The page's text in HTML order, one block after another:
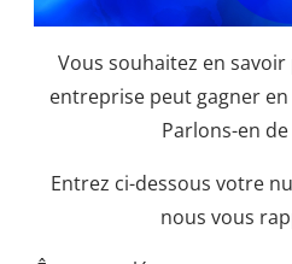
Vous souhaitez en
entreprise peut gagner
Parlons-en
Entrez ci-dessous votre
nous vous